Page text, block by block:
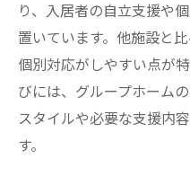
トラブル回避の
の注意点
認知症グループ
策
り、入居者の自立支援や
置いています。他施設と
個別対応がしやすい点が
びには、グループホーム
スタイルや必要な支援内
す。